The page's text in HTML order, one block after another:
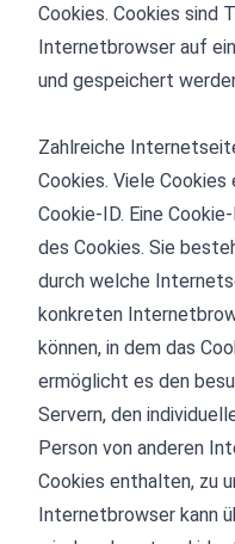
Cookies. Cookies sind
Internetbrowser auf
und gespeichert
Zahlreiche
Cookies. Viele
Cookie-ID. Eine
des Cookies. Sie
durch welche
konkreten
können, in dem das
ermöglicht es den
Servern, den
Person von anderen
Cookies enthalten, zu
Internetbrowser kann